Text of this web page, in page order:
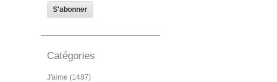
Catégories
J'aime (1487)